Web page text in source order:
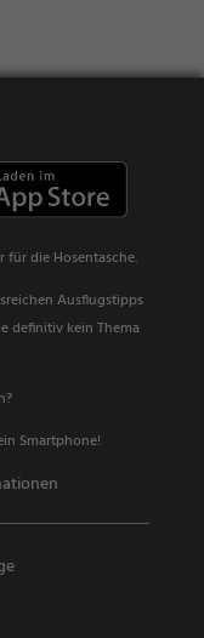
für die Hosentasche.
Ausflugstipps
definitiv kein Thema
Smartphone!